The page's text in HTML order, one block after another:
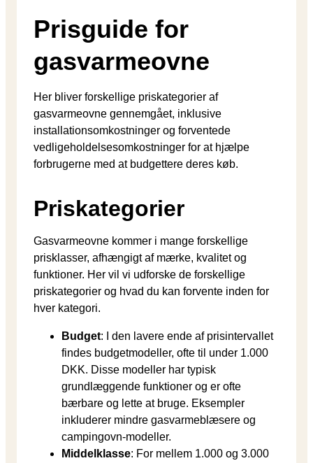
Prisguide for
gasvarmeovne
Her bliver forskellige priskategorier af
gasvarmeovne gennemgået, inklusive
installationsomkostninger og forventede
vedligeholdelsesomkostninger for at hjælpe
forbrugerne med at budgettere deres køb.
Priskategorier
Gasvarmeovne kommer i mange forskellige
prisklasser, afhængigt af mærke, kvalitet og
funktioner. Her vil vi udforske de forskellige
priskategorier og hvad du kan forvente inden for
hver kategori.
Budget: I den lavere ende af prisintervallet
findes budgetmodeller, ofte til under 1.000
DKK. Disse modeller har typisk
grundlæggende funktioner og er ofte
bærbare og lette at bruge. Eksempler
inkluderer mindre gasvarmeblæsere og
campingovn-modeller.
Middelklasse: For mellem 1.000 og 3.000